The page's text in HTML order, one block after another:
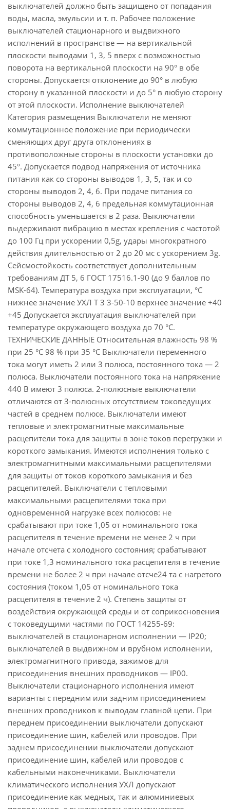
выключателей должно быть защищено от попадания
воды, масла, эмульсии и т. п. Рабочее положение
выключателей стационарного и выдвижного
исполнений в пространстве — на вертикальной
плоскости выводами 1, 3, 5 вверх с возможностью
поворота на вертикальной плоскости на 90° в обе
стороны. Допускается отклонение до 90° в любую
сторону в указанной плоскости и до 5° в любую сторону
от этой плоскости. Исполнение выключателей
Категория размещения Выключатели не меняют
коммутационное положение при периодически
сменяющих друг друга отклонениях в
противоположные стороны в плоскости установки до
45°. Допускается подвод напряжения от источника
питания как со стороны выводов 1, 3, 5, так и со
стороны выводов 2, 4, 6. При подаче питания со
стороны выводов 2, 4, 6 предельная коммутационная
способность уменьшается в 2 раза. Выключатели
выдерживают вибрацию в местах крепления с частотой
до 100 Гц при ускорении 0,5g, удары многократного
действия длительностью от 2 до 20 мс с ускорением 3g.
Сейсмостойкость соответствует дополнительным
требованиям ДТ 5, 6 ГОСТ 17516.1-90 (до 9 баллов по
MSK-64). Температура воздуха при эксплуатации, °С
нижнее значение УХЛ Т 3 3-50-10 верхнее значение +40
+45 Допускается эксплуатация выключателей при
температуре окружающего воздуха до 70 °С.
ТЕХНИЧЕСКИЕ ДАННЫЕ Относительная влажность 98 %
при 25 °С 98 % при 35 °С Выключатели переменного
тока могут иметь 2 или 3 полюса, постоянного тока — 2
полюса. Выключатели постоянного тока на напряжение
440 В имеют 3 полюса. 2-полюсные выключатели
отличаются от 3-полюсных отсутствием токоведущих
частей в среднем полюсе. Выключатели имеют
тепловые и электромагнитные максимальные
расцепители тока для защиты в зоне токов перегрузки и
короткого замыкания. Имеются исполнения только с
электромагнитными максимальными расцепителями
для защиты от токов короткого замыкания и без
расцепителей. Выключатели с тепловыми
максимальными расцепителями тока при
одновременной нагрузке всех полюсов: не
срабатывают при токе 1,05 от номинального тока
расцепителя в течение времени не менее 2 ч при
начале отсчета с холодного состояния; срабатывают
при токе 1,3 номинального тока расцепителя в течение
времени не более 2 ч при начале отсче24 та с нагретого
состояния (током 1,05 от номинального тока
расцепителя в течение 2 ч). Степень защиты от
воздействия окружающей среды и от соприкосновения
с токоведущими частями по ГОСТ 14255-69:
выключателей в стационарном исполнении — IР20;
выключателей в выдвижном и врубном исполнении,
электромагнитного привода, зажимов для
присоединения внешних проводников — IР00.
Выключатели стационарного исполнения имеют
варианты с передним или задним присоединением
внешних проводников к выводам главной цепи. При
переднем присоединении выключатели допускают
присоединение шин, кабелей или проводов. При
заднем присоединении выключатели допускают
присоединение шин, кабелей или проводов с
кабельными наконечниками. Выключатели
климатического исполнения УХЛ допускают
присоединение как медных, так и алюминиевых